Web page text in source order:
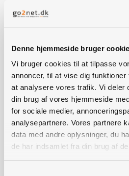
Denne hjemmeside bruger
Vi bruger cookies til at tilpasse
annoncer, til at vise dig
at analysere vores trafik. Vi deler
din brug af vores hjemmeside
for sociale medier,
analysepartnere. Vores partnere
data med andre oplysninger, du
de har indsamlet fra din brug af
Butikkerne finder i fællesskab ud
leverandører, der skal satses på.
- Gennem de aftaler, som vi
får butikkerne nogle bedre vilkår
hjælp til markedsføring.
sig til at lægge en væsentlig del
disse leverandører, for begge
af aftalen, siger Heine Eriksen.
Fælles markedsføring
Den fælles markedsføring